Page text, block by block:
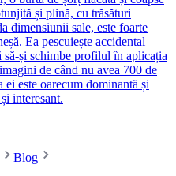
și plină, cu trăsături
dimensiunii sale, este foarte
Ea pescuiește accidental
să-și schimbe profilul în aplicația
de când nu avea 700 de
este oarecum dominantă și
interesant.
Blog